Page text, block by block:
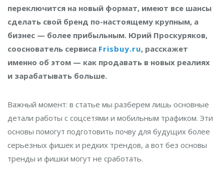
переключится на новый формат, имеют все шансы
сделать свой бренд по-настоящему крупным, а
бизнес — более прибыльным. Юрий Проскуряков,
сооснователь сервиса Frisbuy.ru, расскажет
именно об этом — как продавать в новых реалиях
и зарабатывать больше.
Важный момент: в статье мы разберем лишь основные
детали работы с соцсетями и мобильным трафиком. Эти
основы помогут подготовить почву для будущих более
серьезных фишек и редких трендов, а вот без основы
тренды и фишки могут не сработать.